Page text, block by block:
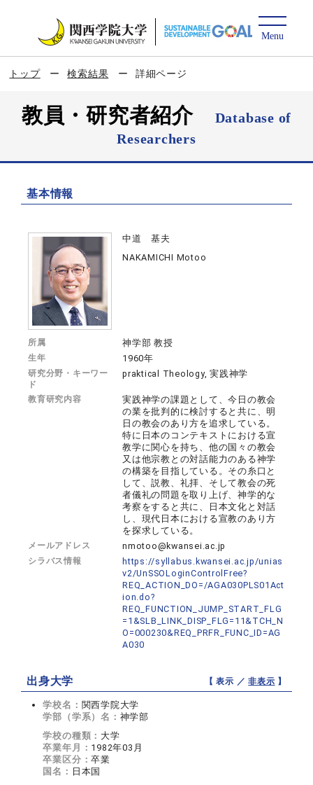
トップ 検索結果 詳細ページ
教員・研究者紹介
Database of
Researchers
基本情報
中道 基夫
NAKAMICHI Motoo
所属 神学部 教授
生年 1960年
研究分野・キーワー
ド
praktical Theology, 実践神学
教育研究内容
実践神学の課題として、今日の教会
の業を批判的に検討すると共に、明
日の教会のあり方を追求している。
特に日本のコンテキストにおける宣
教学に関心を持ち、他の国々の教会
又は他宗教との対話能力のある神学
の構築を目指している。その糸口と
して、説教、礼拝、そして教会の死
者儀礼の問題を取り上げ、神学的な
考察をすると共に、日本文化と対話
し、現代日本における宣教のあり方
を探求している。
メールアドレス nmotoo@kwansei.ac.jp
シラバス情報
https://syllabus.kwansei.ac.jp/unias
v2/UnSSOLoginControlFree?
REQ_ACTION_DO=/AGA030PLS01Act
ion.do?
REQ_FUNCTION_JUMP_START_FLG
=1&SLB_LINK_DISP_FLG=11&TCH_N
O=000230&REQ_PRFR_FUNC_ID=AG
A030
出身大学 【 表示 ／非表示 】
学校名： 関西学院大学
学部（学系）名： 神学部
学校の種類： 大学
卒業年月： 1982年03月
卒業区分：卒業
国名： 日本国